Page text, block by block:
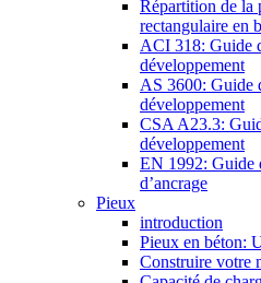
Répartition de la
rectangulaire en
ACI 318: Guide
développement
AS 3600: Guide
développement
CSA A23.3:
développement
EN 1992: Guide
d’ancrage
Pieux
introduction
Pieux en béton:
Construire votre